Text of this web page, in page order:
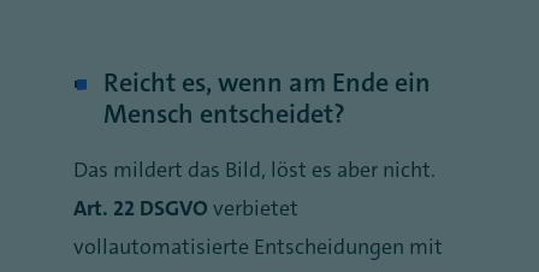
Reicht es, wenn am Ende ein
Mensch entscheidet?
Das mildert das Bild, löst es aber nicht.
Art. 22 DSGVO verbietet
vollautomatisierte Entscheidungen mit